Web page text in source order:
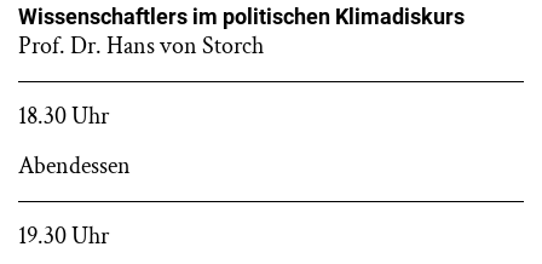
Wissenschaftlers im politischen Klimadiskurs
Prof. Dr. Hans von Storch
18.30 Uhr
Abendessen
19.30 Uhr